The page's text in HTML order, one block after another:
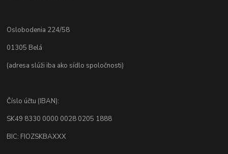
Oslobodenia 224/58
01305 Belá
(adresa slúži iba ako sídlo spoločnosti)
Číslo účtu (IBAN):
SK49 8330 0000 0028 0205 1888
BIC: FIOZSKBAXXX